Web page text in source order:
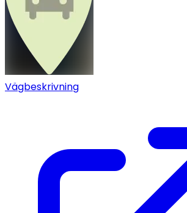
Vägbeskrivning